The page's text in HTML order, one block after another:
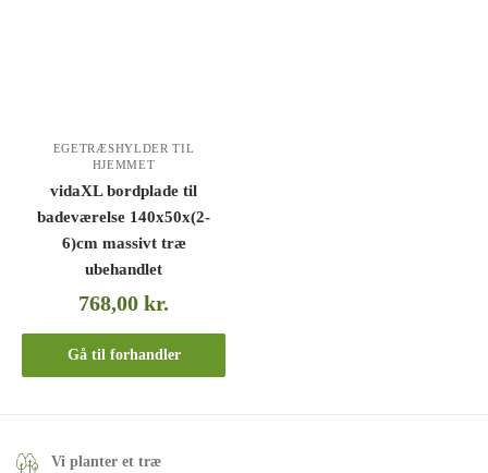
EGETRÆSHYLDER TIL
HJEMMET
vidaXL bordplade til
badeværelse 140x50x(2-
6)cm massivt træ
ubehandlet
768,00kr.
Gå til forhandler
Vi planter et træ